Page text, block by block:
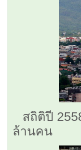
สถิติปี
ล้านคน